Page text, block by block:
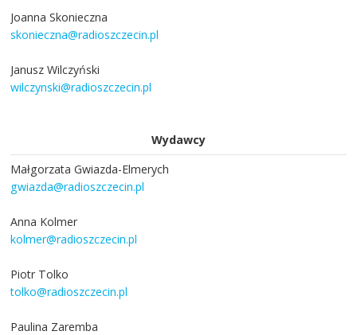
Joanna Skonieczna
skonieczna@radioszczecin.pl
Janusz Wilczyński
wilczynski@radioszczecin.pl
Wydawcy
Małgorzata Gwiazda-Elmerych
gwiazda@radioszczecin.pl
Anna Kolmer
kolmer@radioszczecin.pl
Piotr Tolko
tolko@radioszczecin.pl
Paulina Zaremba